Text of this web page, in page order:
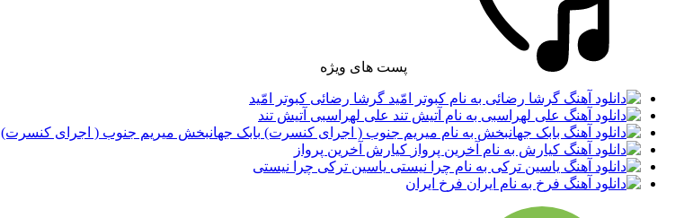
پست های ویژه
گرشا رضائی کبوتر امّید
علی لهراسبی آتیش تند
بابک جهانبخش میریم جنوب ( اجرای کنسرت)
کیارش آخرین پرواز
یاسین ترکی چرا نیستی
فرخ ایران